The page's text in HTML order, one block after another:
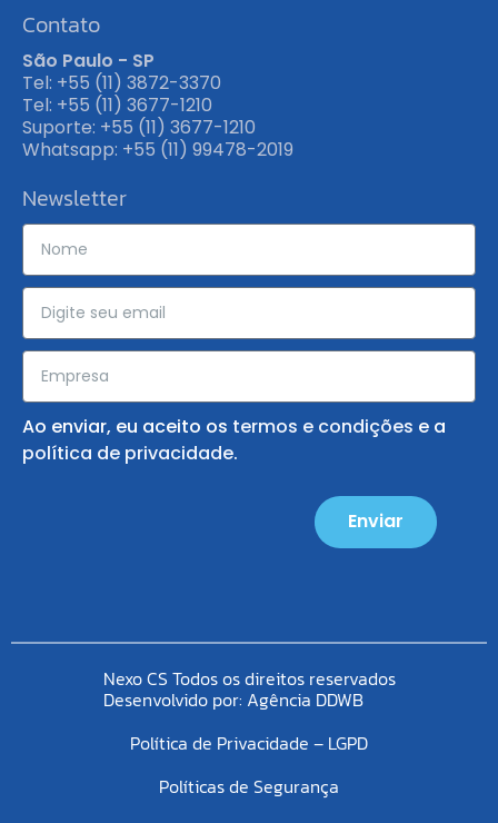
Contato
São Paulo - SP
Tel: +55 (11) 3872-3370
Tel: +55 (11) 3677-1210
Suporte: +55 (11) 3677-1210
Whatsapp: +55 (11) 99478-2019
Newsletter
Ao enviar, eu aceito os termos e condições e a
política de privacidade.
Enviar
Nexo CS Todos os direitos reservados
Desenvolvido por: Agência DDWB
Política de Privacidade – LGPD
Políticas de Segurança